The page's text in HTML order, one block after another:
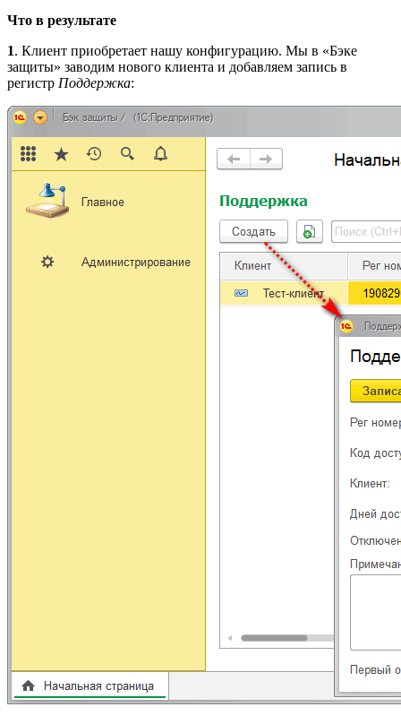
Что в результате
1. Клиент приобретает нашу конфигурацию. Мы в «Бэке
защиты» заводим нового клиента и добавляем запись в
регистр Поддержка: